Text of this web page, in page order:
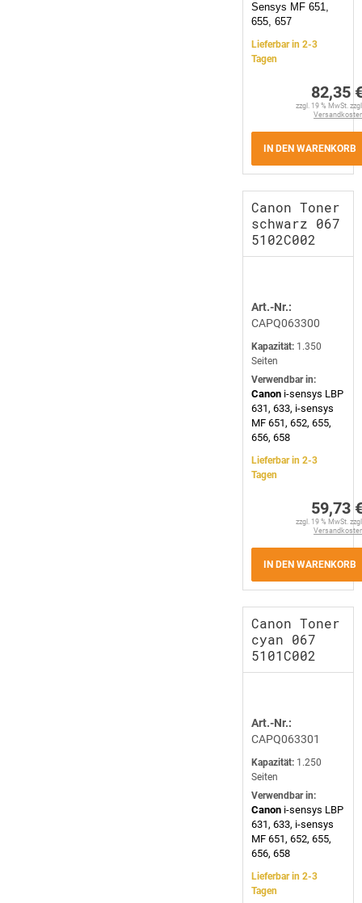
Sensys MF 651,
655, 657
Lieferbar in 2-3
Tagen
82,35
zzgl. 19 % MwSt.
IN DEN WARENKORB
Canon Toner
schwarz 067
5102C002
Art.-Nr.:
CAPQ063300
Kapazität: 1.350
Seiten
Verwendbar in:
Canon i-sensys LBP
631, 633, i-sensys
MF 651, 652, 655,
656, 658
Lieferbar in 2-3
Tagen
59,73
zzgl. 19 % MwSt.
IN DEN WARENKORB
Canon Toner
cyan 067
5101C002
Art.-Nr.:
CAPQ063301
Kapazität: 1.250
Seiten
Verwendbar in:
Canon i-sensys LBP
631, 633, i-sensys
MF 651, 652, 655,
656, 658
Lieferbar in 2-3
Tagen